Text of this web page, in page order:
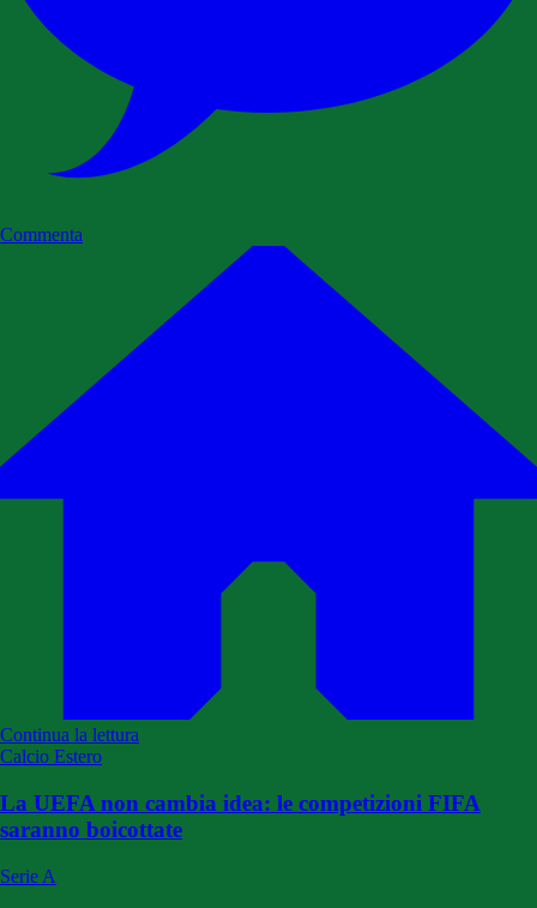
Commenta
Continua la lettura
Calcio Estero
La UEFA non cambia idea: le competizioni FIFA
saranno boicottate
Serie A